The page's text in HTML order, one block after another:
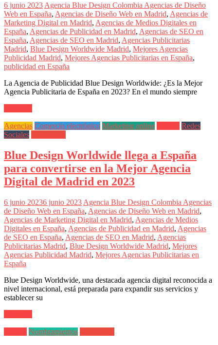
6 junio 2023 Agencia Blue Design Colombia Agencias de Diseño
Web en España, Agencias de Diseño Web en Madrid, Agencias de
Marketing Digital en Madrid, Agencias de Medios Digitales en
España, Agencias de Publicidad en Madrid, Agencias de SEO en
España, Agencias de SEO en Madrid, Agencias Publicitarias
Madrid, Blue Design Worldwide Madrid, Mejores Agencias
Publicidad Madrid, Mejores Agencias Publicitarias en España,
publicidad en España
La Agencia de Publicidad Blue Design Worldwide: ¿Es la Mejor
Agencia Publicitaria de España en 2023? En el mundo siempre
Agencias Comercio electrónico Marketing online
Redes
Sociales
Blue Design Worldwide llega a España
para convertirse en la Mejor Agencia
Digital de Madrid en 2023
6 junio 20236 junio 2023 Agencia Blue Design Colombia Agencias
de Diseño Web en España, Agencias de Diseño Web en Madrid,
Agencias de Marketing Digital en Madrid, Agencias de Medios
Digitales en España, Agencias de Publicidad en Madrid, Agencias
de SEO en España, Agencias de SEO en Madrid, Agencias
Publicitarias Madrid, Blue Design Worldwide Madrid, Mejores
Agencias Publicidad Madrid, Mejores Agencias Publicitarias en
España
Blue Design Worldwide, una destacada agencia digital reconocida a
nivel internacional, está preparada para expandir sus servicios y
establecer su
Nombramientos